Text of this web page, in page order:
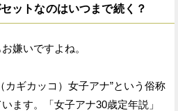
ットなのはいつまで続く？
嫌いですよね。
カギカッコ）女子アナ”という俗称
ます。「女子アナ30歳定年説」